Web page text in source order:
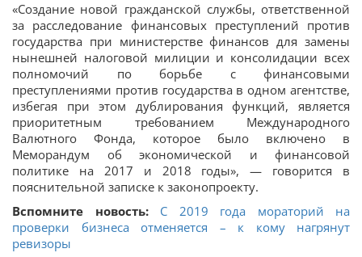
«Создание новой гражданской службы, ответственной
за расследование финансовых преступлений против
государства при министерстве финансов для замены
нынешней налоговой милиции и консолидации всех
полномочий по борьбе с финансовыми
преступлениями против государства в одном агентстве,
избегая при этом дублирования функций, является
приоритетным требованием Международного
Валютного Фонда, которое было включено в
Меморандум об экономической и финансовой
политике на 2017 и 2018 годы», — говорится в
пояснительной записке к законопроекту.
Вспомните новость: С 2019 года мораторий на
проверки бизнеса отменяется – к кому нагрянут
ревизоры